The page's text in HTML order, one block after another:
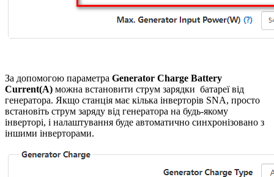
За допомогою параметра Generator Charge Battery
Current(A) можна встановити струм зарядки батареї від
генератора. Якщо станція має кілька інверторів SNA, просто
встановіть струм заряду від генератора на будь-якому
інверторі, і налаштування буде автоматично синхронізовано з
іншими інверторами.